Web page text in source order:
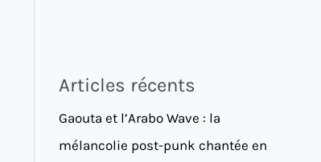
Articles récents
Gaouta et l’Arabo Wave : la
mélancolie post-punk chantée en